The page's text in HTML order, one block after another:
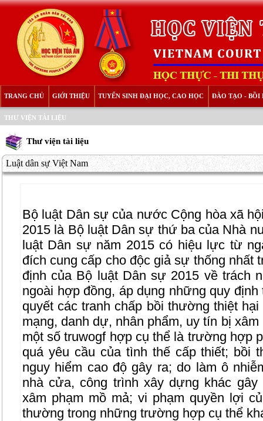
TRANG CHỦ GIỚI THIỆU TUYỂN SINH ĐẠI HỌC, CAO HỌC ĐÀO TẠO - BỒI
THƯ VIỆN TÀI LIỆU
Thư viện tài liệu
Luật dân sự Việt Nam
Bộ luật Dân sự của nước Cộng hòa xã
2015 là Bộ luật Dân sự thứ ba của Nhà
luật Dân sự năm 2015 có hiệu lực từ
đích cung cấp cho độc giả sự thống nhất
định của Bộ luật Dân sự 2015 về trách
ngoài hợp đồng, áp dụng những quy
quyết các tranh chấp bồi thường thiệt
mạng, danh dự, nhân phẩm, uy tín bị
một số truwogf hợp cụ thể là trường hợp
quá yêu cầu của tình thế cấp thiết; bồi
nguy hiểm cao độ gây ra; do làm ô
nhà cửa, công trình xây dựng khác
xâm phạm mồ mả; vi phạm quyền lợi
thường trong những trường hợp cụ thể